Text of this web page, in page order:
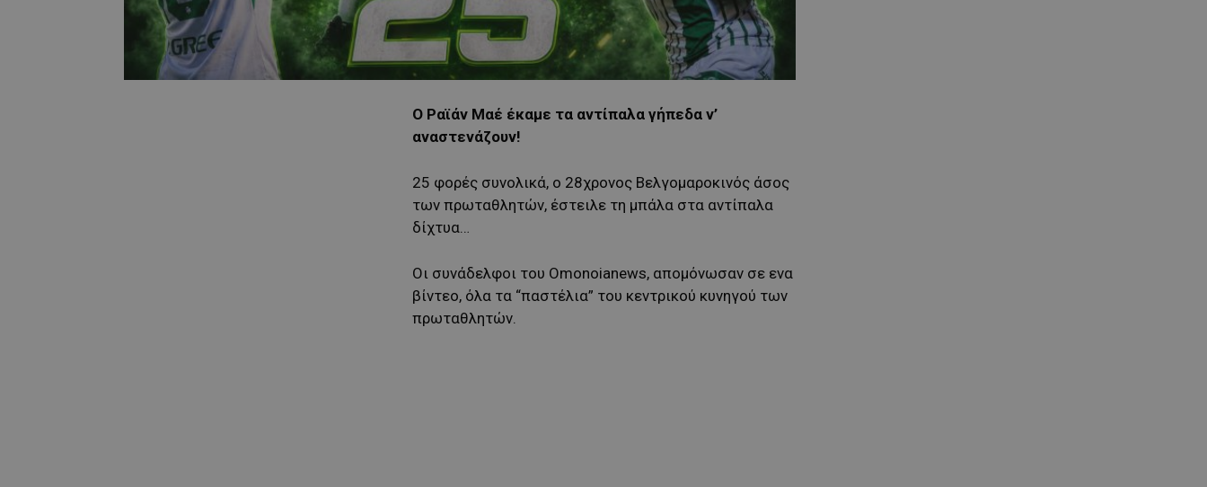
O Ραϊάν Μαέ έκαμε τα αντίπαλα γήπεδα ν’
αναστενάζουν!
25 φορές συνολικά, ο 28χρονος Βελγομαροκινός άσος
των πρωταθλητών, έστειλε τη μπάλα στα αντίπαλα
δίχτυα…
Οι συνάδελφοι του Omonoianews, απομόνωσαν σε ενα
βίντεο, όλα τα “παστέλια” του κεντρικού κυνηγού των
πρωταθλητών.